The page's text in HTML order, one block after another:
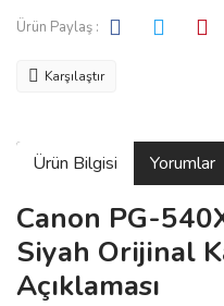
Ürün Paylaş :
Karşılaştır
Ürün Bilgisi Yorumlar
Canon PG-
Siyah Orijinal
Açıklaması